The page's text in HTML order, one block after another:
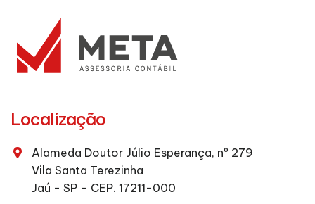
Localização
Alameda Doutor Júlio Esperança, nº 279
Vila Santa Terezinha
Jaú - SP – CEP. 17211-000